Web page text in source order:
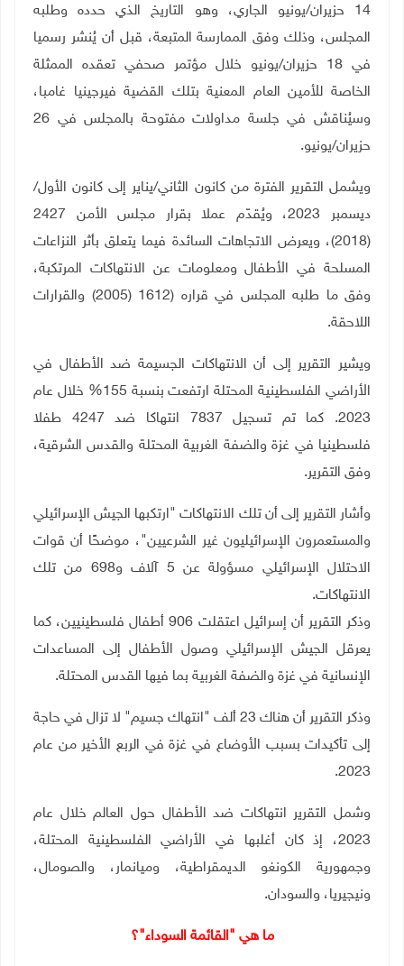
14 حزيران
/يونيو الجاري، وهو التاريخ الذي حدده وطلبه
المجلس، وذلك وفق الممارسة المتبعة، قبل أن يُنشر رسميا
في 18 حزيران
/يونيو خلال مؤتمر صحفي تعقده الممثلة
الخاصة للأمين العام المعنية بتلك القضية فيرجينيا غامبا،
وسيُناقش في جلسة مداولات مفتوحة بالمجلس في 26
حزيران/يونيو.
ويشمل التقرير الفترة من كانون الثاني/يناير إلى كانون الأول/
ديسمبر 2023، ويُقدّم عملا بقرار مجلس الأمن 2427
(2018)، ويعرض الاتجاهات السائدة فيما يتعلق بأثر النزاعات
المسلحة في الأطفال ومعلومات عن الانتهاكات المرتكبة،
وفق ما طلبه المجلس في قراره (1612 (2005) والقرارات
اللاحقة.
ويشير التقرير إلى أن الانتهاكات الجسيمة ضد الأطفال في
الأراضي الفلسطينية المحتلة ارتفعت بنسبة 155% خلال عام
2023. كما تم تسجيل 7837 انتهاكا ضد 4247 طفلا
فلسطينيا في غزة والضفة الغربية المحتلة والقدس الشرقية،
وفق التقرير.
وأشار التقرير إلى أن تلك الانتهاكات "ارتكبها الجيش الإسرائيلي
والمستعمرون الإسرائيليون غير الشرعيين"، موضحًا أن قوات
الاحتلال الإسرائيلي مسؤولة عن 5 آلاف و698 من تلك
الانتهاكات.
وذكر التقرير أن إسرائيل اعتقلت 906 أطفال فلسطينيين، كما
يعرقل الجيش الإسرائيلي وصول الأطفال إلى المساعدات
الإنسانية في غزة والضفة الغربية بما فيها القدس المحتلة.
وذكر التقرير أن هناك 23 ألف "انتهاك جسيم" لا تزال في حاجة
إلى تأكيدات بسبب الأوضاع في غزة في الربع الأخير من عام
2023
.
وشمل التقرير انتهاكات ضد الأطفال حول العالم خلال عام
2023، إذ كان أغلبها في الأراضي الفلسطينية المحتلة،
وجمهورية الكونغو الديمقراطية، وميانمار، والصومال،
ونيجيريا، والسودان.
ما هي "القائمة السوداء"؟